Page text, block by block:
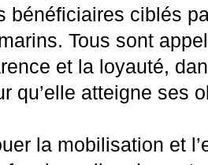
bénéficiaires ciblés
Tous sont
et la loyauté,
qu’elle atteigne ses
la mobilisation et